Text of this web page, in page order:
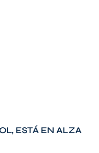
ESTÁ EN ALZA